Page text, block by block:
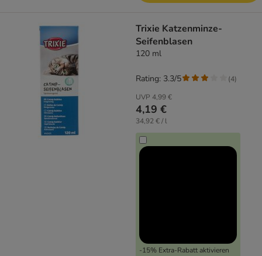
Trixie Katzenminze-
Seifenblasen
120 ml
UVP 4,99 €
4,19 €
34,92 € / l
-15% Extra-Rabatt aktivieren
Rating: 3.3/5 (4)